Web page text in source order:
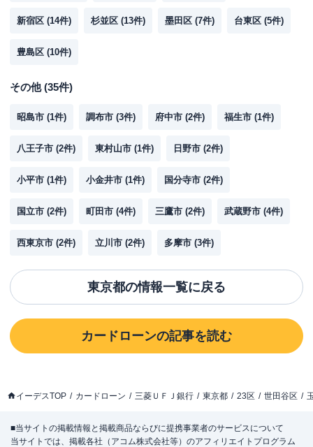
新宿区 (14件) 杉並区 (13件) 墨田区 (7件) 台東区 (5件)
豊島区 (10件)
その他(35件)
昭島市 (1件) 調布市 (3件) 府中市 (2件) 福生市 (1件)
八王子市 (2件) 東村山市 (1件) 日野市 (2件)
小平市 (1件) 小金井市 (1件) 国分寺市 (2件)
国立市 (2件) 町田市 (4件) 三鷹市 (2件) 武蔵野市 (4件)
西東京市 (2件) 立川市 (2件) 多摩市 (3件)
東京都の情報一覧に戻る
カードローンの記事を読む
イーデスTOP カードローン 三菱ＵＦＪ銀行 東京都 23区 世田谷区
■当サイトの掲載情報と掲載商品ならびに提携事業者のサービスについて
当サイトでは、掲載各社（アコム株式会社等）のアフィリエイトプログラム